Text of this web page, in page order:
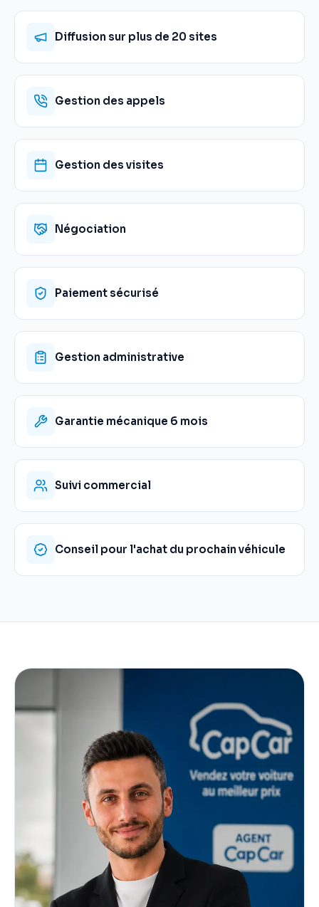
Diffusion sur plus de 20 sites
Gestion des appels
Gestion des visites
Négociation
Paiement sécurisé
Gestion administrative
Garantie mécanique 6 mois
Suivi commercial
Conseil pour l'achat du prochain véhicule